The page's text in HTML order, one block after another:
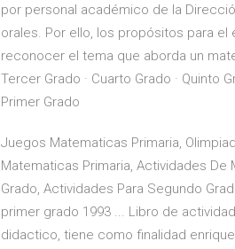
por personal académico de la
orales. Por ello, los propósitos para el
reconocer el tema que aborda un
Tercer Grado · Cuarto Grado · Quinto
Primer Grado
Juegos Matematicas Primaria,
Matematicas Primaria, Actividades De
Grado, Actividades Para Segundo
primer grado 1993 ... Libro de
didactico, tiene como finalidad